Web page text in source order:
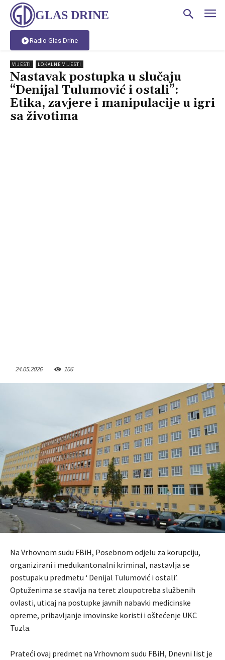
GLAS DRINE
Radio Glas Drine
VIJESTI LOKALNE VIJESTI
Nastavak postupka u slučaju
“Denijal Tulumović i ostali”:
Etika, zavjere i manipulacije u igri
sa životima
24.05.2026 106
Na Vrhovnom sudu FBiH, Posebnom odjelu za korupciju,
organizirani i međukantonalni kriminal, nastavlja se
postupak u predmetu ‘ Denijal Tulumović i ostali’.
Optuženima se stavlja na teret zloupotreba službenih
ovlasti, uticaj na postupke javnih nabavki medicinske
opreme, pribavljanje imovinske koristi i oštećenje UKC
Tuzla.
Prateći ovaj predmet na Vrhovnom sudu FBiH, Dnevni list je